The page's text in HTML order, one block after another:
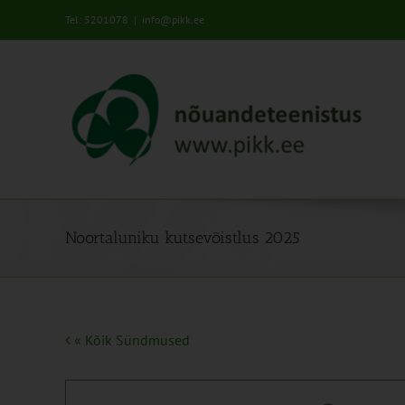
Tel: 5201078 | info@pikk.ee
Noortaluniku kutsevõistlus 2025
« Kõik Sündmused